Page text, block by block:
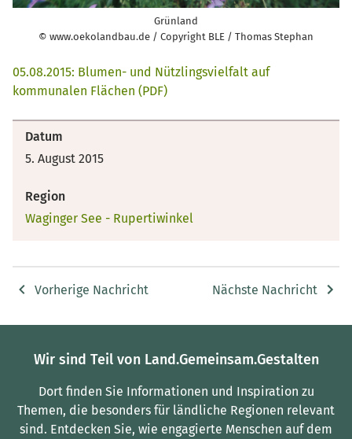
Grünland
© www.oekolandbau.de / Copyright BLE / Thomas Stephan
05.08.2015: Blumen- und Nützlingsvielfalt auf
kommunalen Flächen (PDF)
Datum
5. August 2015
Region
Waginger See - Rupertiwinkel
Vorherige Nachricht Nächste Nachricht
Wir sind Teil von Land.Gemeinsam.Gestalten
Dort finden Sie Informationen und Inspiration zu
Themen, die besonders für ländliche Regionen relevant
sind. Entdecken Sie, wie engagierte Menschen auf dem